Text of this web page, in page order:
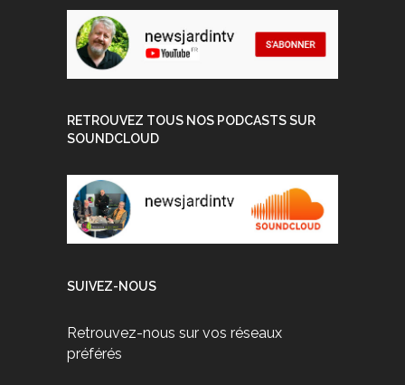
RETROUVEZ TOUS NOS PODCASTS SUR
SOUNDCLOUD
SUIVEZ-NOUS
Retrouvez-nous sur vos réseaux
préférés